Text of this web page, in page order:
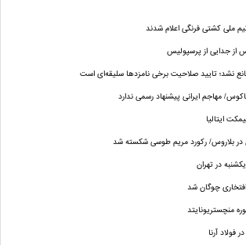
ملی کشتی فرنگی اعلام شدند
از جدایی از پرسپولیس
نشد؛ تایید صلاحیت برخی نامزدها سلیقه‌ای است
مهاجم ایرانی پیشنهاد رسمی ندارد
ایتالیا
در بلاروس/ رکورد مریم طوسی شکسته شد
در تهران
چوگان شد
منچستریونایتد
فولاد آرنا